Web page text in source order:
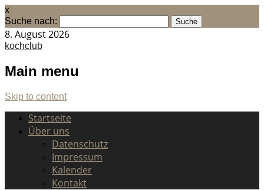
x
Suche nach:
8. August 2026
kochclub
Main menu
Skip to content
Startseite
Über uns
Datenschutz
Impressum
Kalender
Kontakt